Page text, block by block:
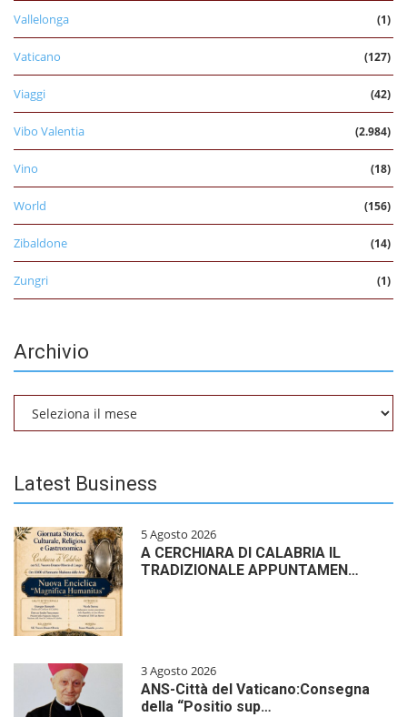
Vallelonga (1)
Vaticano (127)
Viaggi (42)
Vibo Valentia (2.984)
Vino (18)
World (156)
Zibaldone (14)
Zungri (1)
Archivio
Latest Business
5 Agosto 2026
A CERCHIARA DI CALABRIA IL
TRADIZIONALE APPUNTAMEN…
3 Agosto 2026
ANS-Città del Vaticano:Consegna
della “Positio sup…